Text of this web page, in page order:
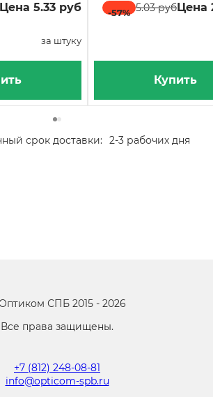
Цена 5.33 руб
за штуку
-57% 5.03 рубЦена
Купить
срок доставки: 2-3 рабочих дня
СПБ 2015 - 2026
Все права защищены.
+7 (812) 248-08-81
info@opticom-spb.ru